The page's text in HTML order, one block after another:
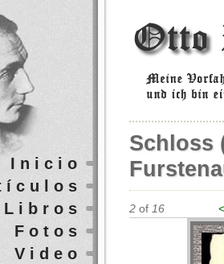
Schloss
2 of 16
Inicio
Libros
Fotos
Video